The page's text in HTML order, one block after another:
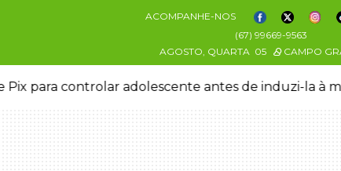
ACOMPANHE-NOS
(67) 99669-9563
AGOSTO, QUARTA 05 CAMPO
Pix para controlar adolescente antes de induzi-la à